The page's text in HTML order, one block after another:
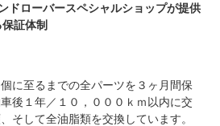
ドローバースペシャルショップが提供
証体制
に至るまでの全パーツを３ヶ月間保
後１年／１０，０００ｋｍ以内に交
そして全油脂類を交換しています。